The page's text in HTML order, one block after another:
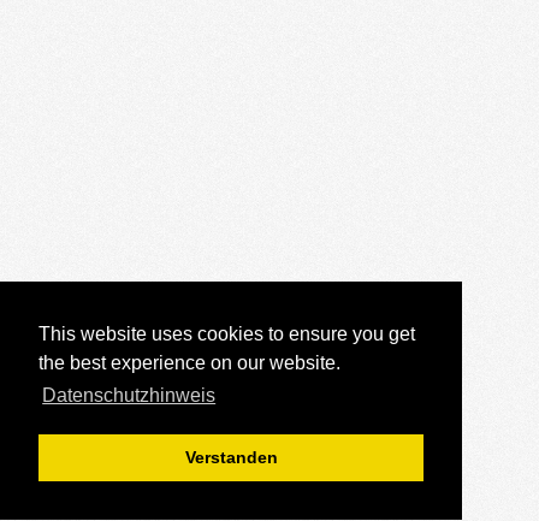
This website uses cookies to ensure you get
the best experience on our website.
Datenschutzhinweis
Verstanden